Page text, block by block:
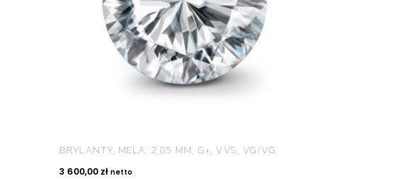
BRYLANTY, MELA: 2,85 MM, G+, VVS, VG/VG
3 600,00 zł netto